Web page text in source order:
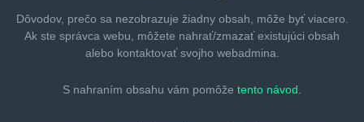
Dôvodov, prečo sa nezobrazuje žiadny obsah, môže byťviacero.
Ak ste správca webu, môžete nahrať/zmazaťexistujúci obsah
alebo kontaktovať svojho webadmina.
S nahraním obsahu vám pomôže tento návod.